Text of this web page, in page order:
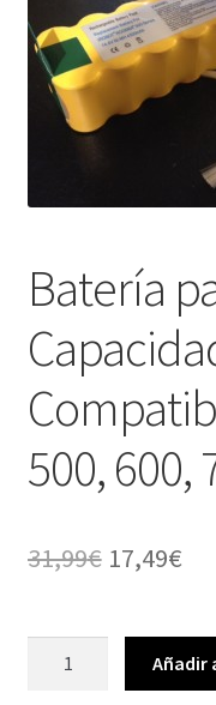
FAQ
Finalizar compra
Batería
500, 600,
31,99€ El
original
era:
17,49€El
es:
Añadir